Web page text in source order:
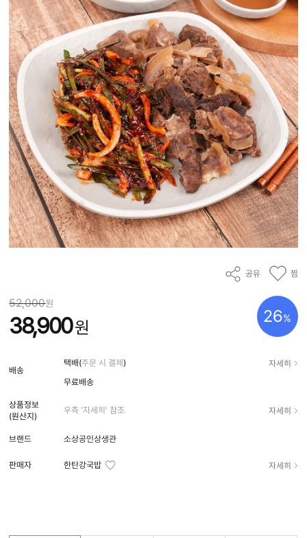
공유 찜
26%
52,000원
38,900원
배송
택배(주문 시 결제) 자세히
무료배송
상품정보
(원산지)
우측 '자세히' 참조 자세히
브랜드 소상공인상생관
판매자 한탄강국밥 자세히